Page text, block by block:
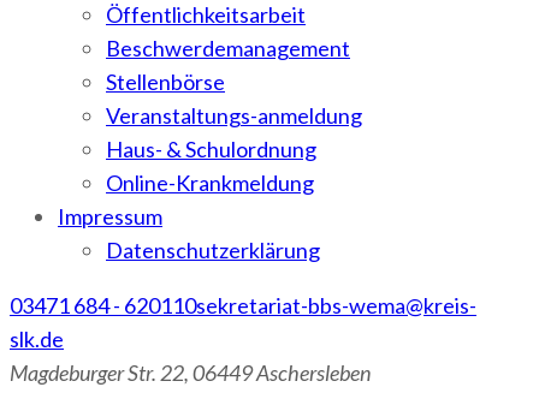
Öffentlichkeitsarbeit
Beschwerdemanagement
Stellenbörse
Veranstaltungs-anmeldung
Haus- & Schulordnung
Online-Krankmeldung
Impressum
Datenschutzerklärung
03471 684 - 620110sekretariat-bbs-wema@kreis-
slk.de
Magdeburger Str. 22, 06449 Aschersleben